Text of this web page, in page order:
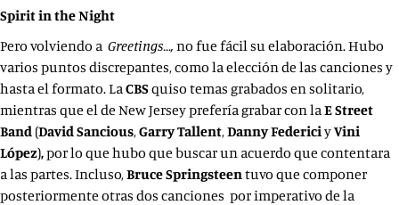
Spirit in the Night
Pero volviendo a Greetings…, no fue fácil su elaboración. Hubo
varios puntos discrepantes, como la elección de las canciones y
hasta el formato. LaCBSquiso temas grabados en solitario,
mientras que el de New Jersey prefería grabar con laE Street
Band (David Sancious,GarryTallent,Danny FedericiyVini
López),por lo que hubo que buscar un acuerdo que contentara
a las partes. Incluso,Bruce Springsteentuvo que componer
posteriormente otras dos canciones por imperativo de la